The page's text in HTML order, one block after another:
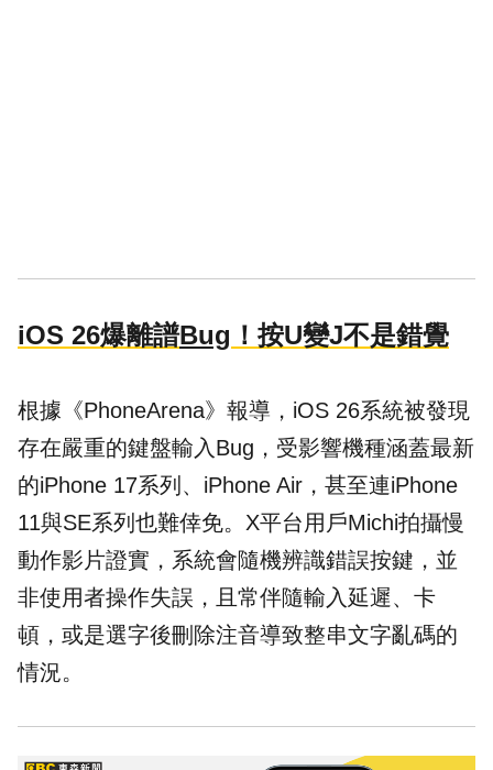
iOS 26爆離譜Bug ！按U變J不是錯覺
根據《PhoneArena》報導，iOS 26系統被發現
存在嚴重的鍵盤輸入Bug，受影響機種涵蓋最新
的iPhone 17系列、iPhone Air，甚至連iPhone
11與SE系列也難倖免。X平台用戶Michi拍攝慢
動作影片證實，系統會隨機辨識錯誤按鍵，並
非使用者操作失誤，且常伴隨輸入延遲、卡
頓，或是選字後刪除注音導致整串文字亂碼的
情況。